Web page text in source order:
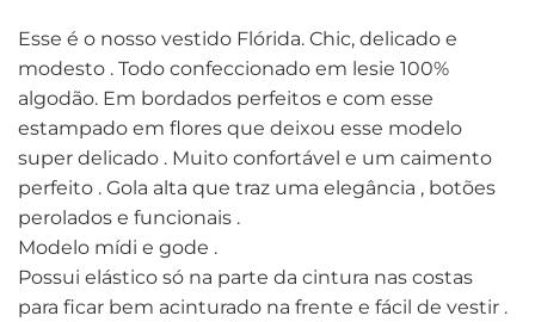
Esse é o nosso vestido Flórida. Chic, delicado e
modesto . Todo confeccionado em lesie 100%
algodão. Em bordados perfeitos e com esse
estampado em flores que deixou esse modelo
super delicado . Muito confortável e um caimento
perfeito . Gola alta que traz uma elegância , botões
perolados e funcionais .
Modelo mídi e gode .
Possui elástico só na parte da cintura nas costas
para ficar bem acinturado na frente e fácil de vestir .